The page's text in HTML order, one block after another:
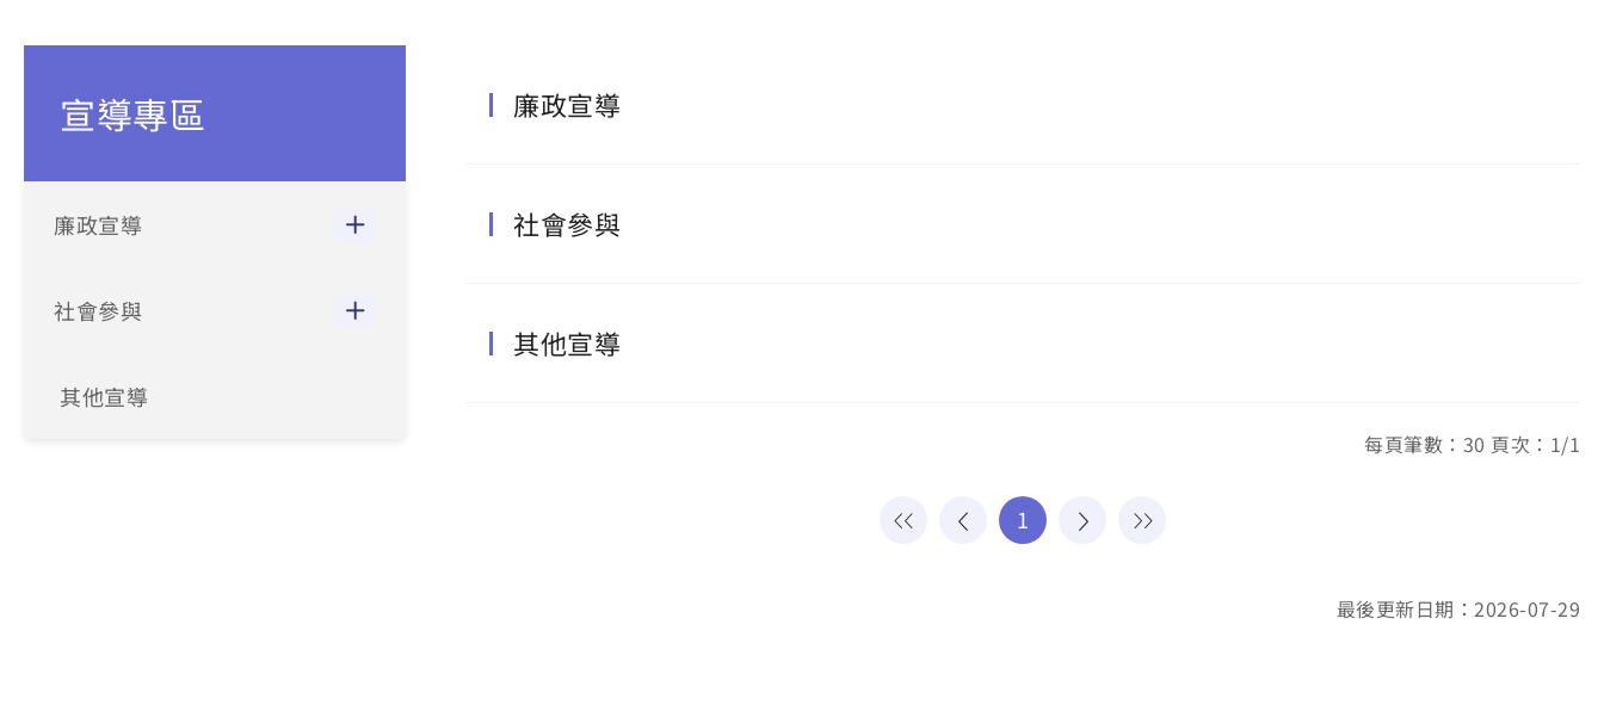
宣導專區
廉政宣導
社會參與
其他宣導
廉政宣導
社會參與
其他宣導
每頁筆數：30 頁次：1/1
1
最後更新日期：2026-07-29